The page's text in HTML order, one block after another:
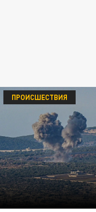
ПРОИСШЕСТВИЯ